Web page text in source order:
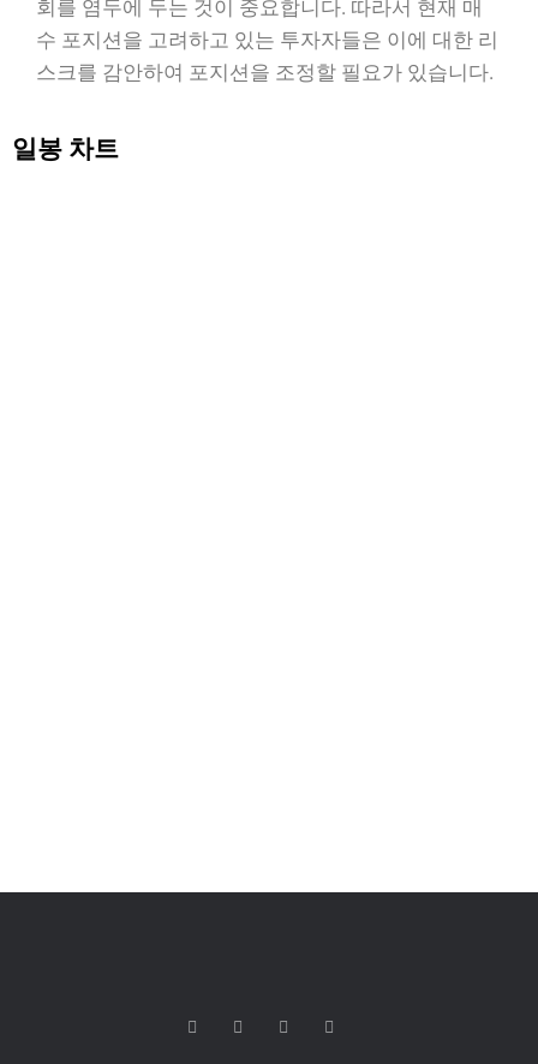
회를 염두에 두는 것이 중요합니다. 따라서 현재 매
수 포지션을 고려하고 있는 투자자들은 이에 대한 리
스크를 감안하여 포지션을 조정할 필요가 있습니다.
일봉 차트